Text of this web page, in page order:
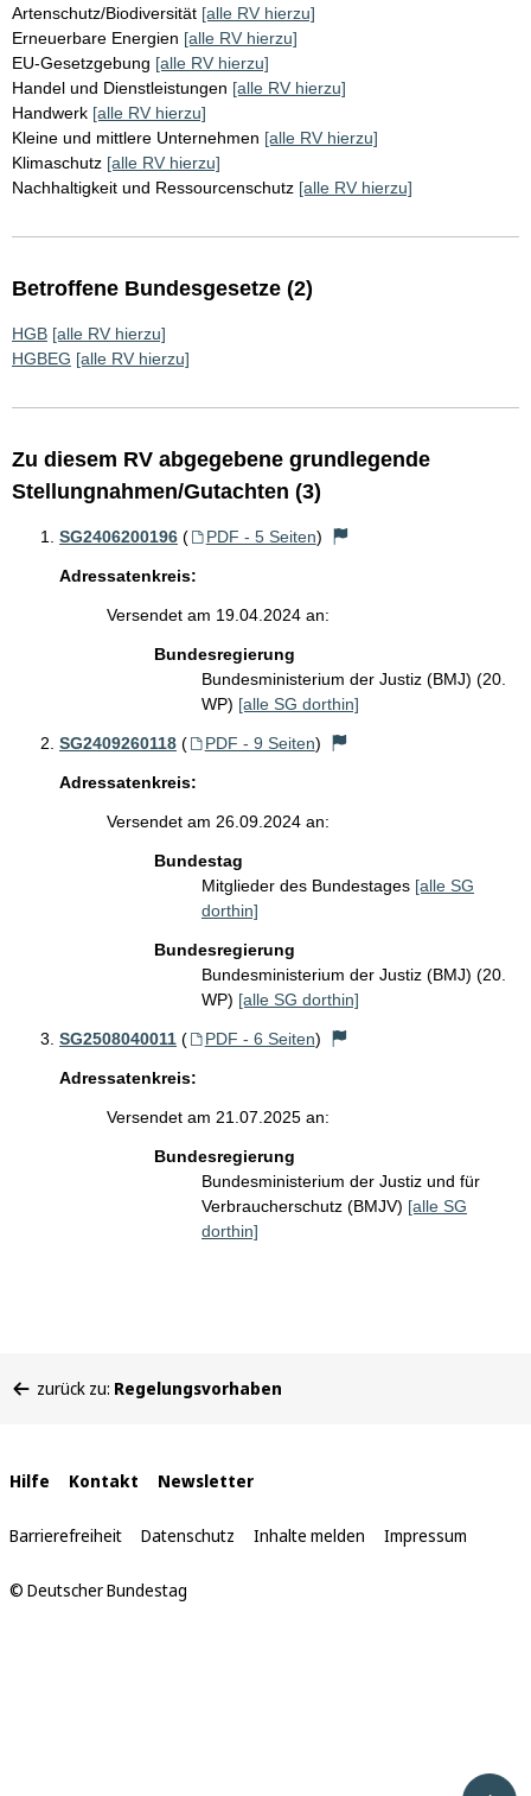
Artenschutz/Biodiversität [alle RV hierzu]
Erneuerbare Energien [alle RV hierzu]
EU-Gesetzgebung [alle RV hierzu]
Handel und Dienstleistungen [alle RV hierzu]
Handwerk [alle RV hierzu]
Kleine und mittlere Unternehmen [alle RV hierzu]
Klimaschutz [alle RV hierzu]
Nachhaltigkeit und Ressourcenschutz [alle RV hierzu]
Betroffene Bundesgesetze (2)
HGB [alle RV hierzu]
HGBEG [alle RV hierzu]
Zu diesem RV abgegebene grundlegende
Stellungnahmen/Gutachten (3)
SG2406200196 ( PDF - 5 Seiten)
Adressatenkreis:
Versendet am 19.04.2024 an:
Bundesregierung
Bundesministerium der Justiz (BMJ) (20.
WP) [alle SG dorthin]
SG2409260118 ( PDF - 9 Seiten)
Adressatenkreis:
Versendet am 26.09.2024 an:
Bundestag
Mitglieder des Bundestages [alle SG
dorthin]
Bundesregierung
Bundesministerium der Justiz (BMJ) (20.
WP) [alle SG dorthin]
SG2508040011 ( PDF - 6 Seiten)
Adressatenkreis:
Versendet am 21.07.2025 an:
Bundesregierung
Bundesministerium der Justiz und für
Verbraucherschutz (BMJV) [alle SG
dorthin]
befinden
zurück zu: Regelungsvorhaben
Interne
Links
Hilfe Kontakt Newsletter
Barrierefreiheit Datenschutz Inhalte melden Impressum
© Deutscher Bundestag